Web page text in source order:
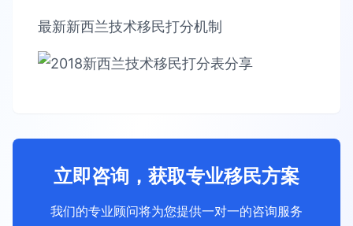
最新新西兰技术移民打分机制
立即咨询，获取专业移民方案
我们的专业顾问将为您提供一对一的咨询服务